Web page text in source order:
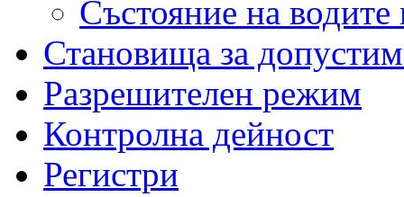
Състояние на водите
Становища за
Разрешителен режим
Контролна дейност
Регистри